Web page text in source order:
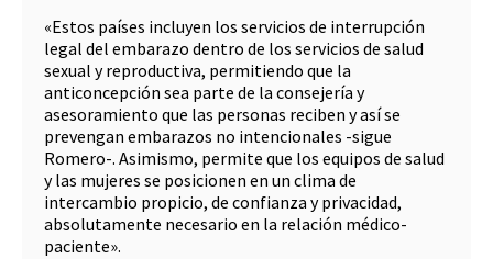
«Estos países incluyen los servicios de interrupción
legal del embarazo dentro de los servicios de salud
sexual y reproductiva, permitiendo que la
anticoncepción sea parte de la consejería y
asesoramiento que las personas reciben y así se
prevengan embarazos no intencionales -sigue
Romero-. Asimismo, permite que los equipos de salud
y las mujeres se posicionen en un clima de
intercambio propicio, de confianza y privacidad,
absolutamente necesario en la relación médico-
paciente».